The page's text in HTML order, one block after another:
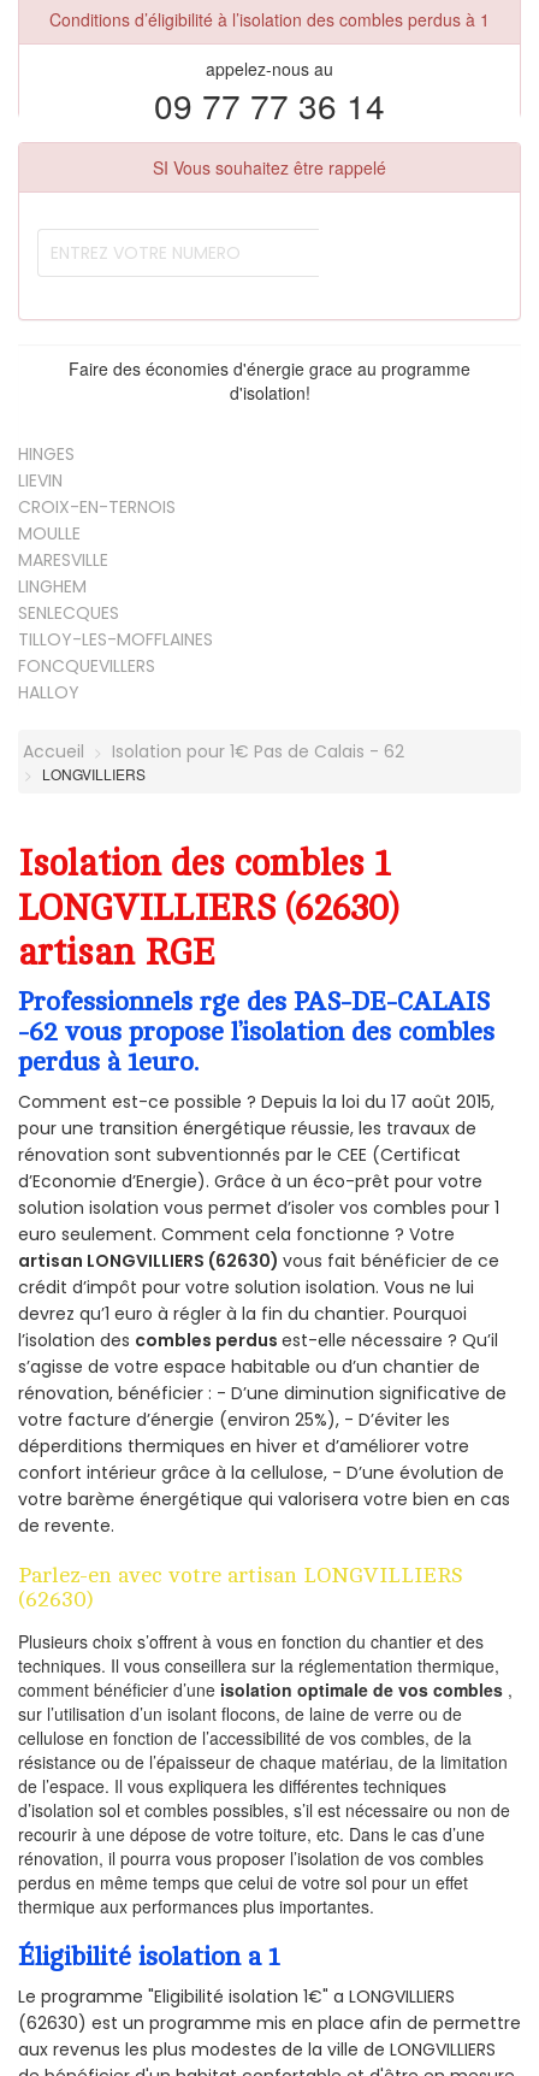
Conditions d’éligibilité à l’isolation des combles perdus à 1
appelez-nous au
09 77 77 36 14
SI Vous souhaitez être rappelé
Faire des économies d'énergie grace au programme
d'isolation!
HINGES
LIEVIN
CROIX-EN-TERNOIS
MOULLE
MARESVILLE
LINGHEM
SENLECQUES
TILLOY-LES-MOFFLAINES
FONCQUEVILLERS
HALLOY
Accueil Isolation pour 1€ Pas de Calais - 62
LONGVILLIERS
Isolation des combles 1
LONGVILLIERS (62630)
artisan RGE
Professionnels rge des PAS-DE-CALAIS
-62 vous propose l’isolation des combles
perdus à 1euro.
Comment est-ce possible ? Depuis la loi du 17 août 2015,
pour une transition énergétique réussie, les travaux de
rénovation sont subventionnés par le CEE (Certificat
d’Economie d’Energie). Grâce à un éco-prêt pour votre
solution isolation vous permet d’isoler vos combles pour 1
euro seulement. Comment cela fonctionne ? Votre
artisan LONGVILLIERS (62630) vous fait bénéficier de ce
crédit d’impôt pour votre solution isolation. Vous ne lui
devrez qu’1 euro à régler à la fin du chantier. Pourquoi
l’isolation des combles perdus est-elle nécessaire ? Qu’il
s’agisse de votre espace habitable ou d’un chantier de
rénovation, bénéficier : - D’une diminution significative de
votre facture d’énergie (environ 25%), - D’éviter les
déperditions thermiques en hiver et d’améliorer votre
confort intérieur grâce à la cellulose, - D’une évolution de
votre barème énergétique qui valorisera votre bien en cas
de revente.
Parlez-en avec votre artisan LONGVILLIERS
(62630)
Plusieurs choix s’offrent à vous en fonction du chantier et des
techniques. Il vous conseillera sur la réglementation thermique,
comment bénéficier d’une isolation optimale de vos combles ,
sur l’utilisation d’un isolant flocons, de laine de verre ou de
cellulose en fonction de l’accessibilité de vos combles, de la
résistance ou de l’épaisseur de chaque matériau, de la limitation
de l’espace. Il vous expliquera les différentes techniques
d’isolation sol et combles possibles, s’il est nécessaire ou non de
recourir à une dépose de votre toiture, etc. Dans le cas d’une
rénovation, il pourra vous proposer l’isolation de vos combles
perdus en même temps que celui de votre sol pour un effet
thermique aux performances plus importantes.
Éligibilité isolation a 1
Le programme "Eligibilité isolation 1€" a LONGVILLIERS
(62630) est un programme mis en place afin de permettre
aux revenus les plus modestes de la ville de LONGVILLIERS